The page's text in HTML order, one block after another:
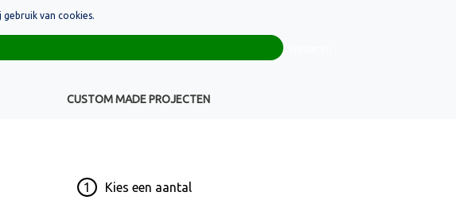
+32(0)16 43 54 19
CUSTOM MADE PROJECTEN
1 Kies een aantal
van cookies.